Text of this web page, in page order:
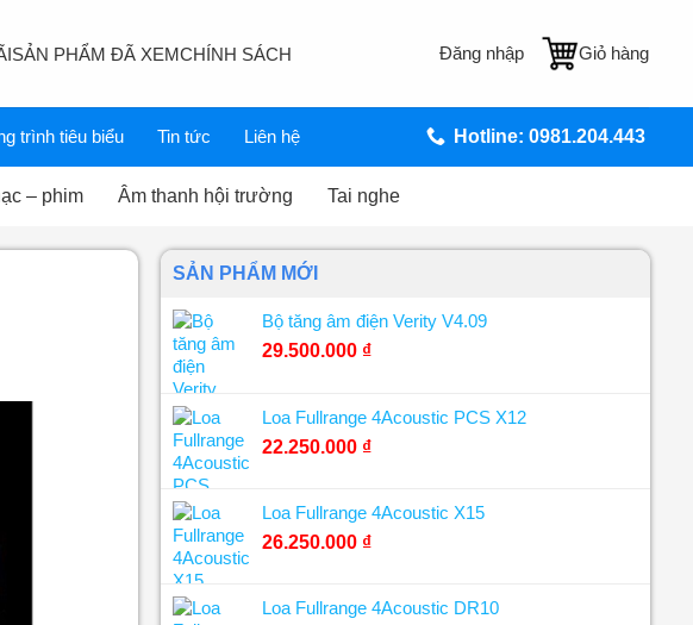
SẢN PHẨM ĐÃ XEMCHÍNH SÁCH Đăng nhập Giỏ hàng
trình tiêu biểu Tin tức Liên hệ Hotline: 0981.204.443
– phim Âm thanh hội trường Tai nghe
SẢN PHẨM MỚI
Bộ tăng âm điện Verity V4.09
29.500.000 ₫
Loa Fullrange 4Acoustic PCS X12
22.250.000 ₫
Loa Fullrange 4Acoustic X15
26.250.000 ₫
Loa Fullrange 4Acoustic DR10